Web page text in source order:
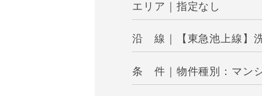
エリア｜指定なし
沿 線｜【東急池上線】
条 件｜物件種別：マン